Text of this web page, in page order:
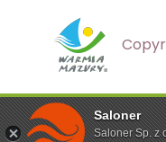
Saloner
Saloner Sp. z
Ta strona korzysta z